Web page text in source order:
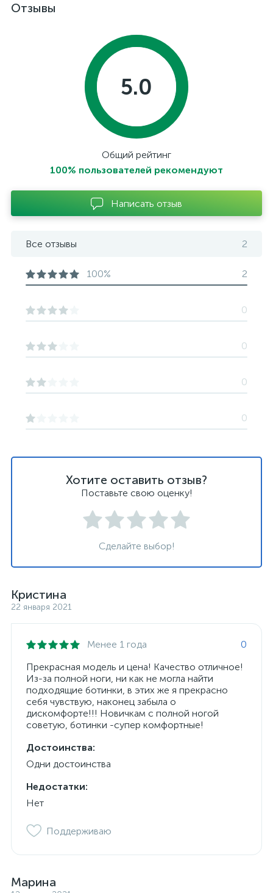
Отзывы
Хотите оставить отзыв?
Поставьте свою оценку!
Сделайте выбор!
Кристина
22 января 2021
Менее 1 года
0
Прекрасная модель и цена! Качество отличное!
Из-за полной ноги, ни как не могла найти
подходящие ботинки, в этих же я прекрасно
себя чувствую, наконец забыла о
дискомфорте!!! Новичкам с полной ногой
советую, ботинки -супер комфортные!
Достоинства:
Одни достоинства
Недостатки:
Нет
Поддерживаю
Марина
5.0
Общий рейтинг
100% пользователей рекомендуют
Написать отзыв
Все отзывы 2
100% 2
0
0
0
0